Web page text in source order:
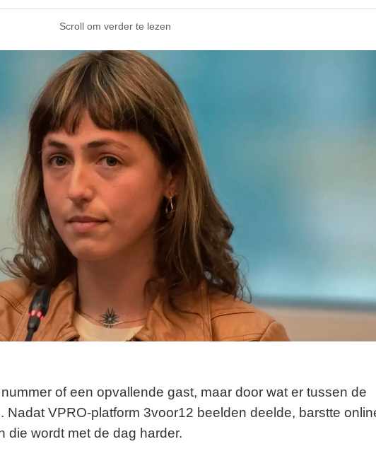
Scroll om verder te lezen
of een opvallende gast, maar door wat er tussen de
Nadat VPRO-platform 3voor12 beelden deelde, barstte
die wordt met de dag harder.